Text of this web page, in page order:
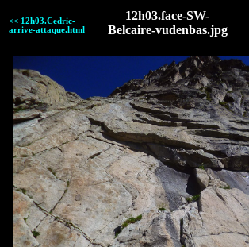
<< 12h03.Cedric-
arrive-attaque.html
12h03.face-SW-
Belcaire-vudenbas.jpg